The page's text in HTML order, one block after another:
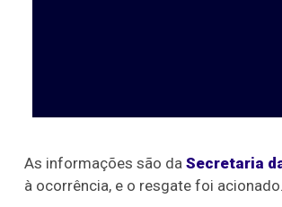
As informações são da Secretaria
à ocorrência, e o resgate foi